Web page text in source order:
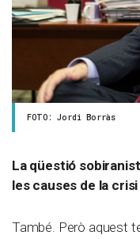
FOTO: Jordi Borràs
La qüestió
les causes de la crisi
També. Però aquest